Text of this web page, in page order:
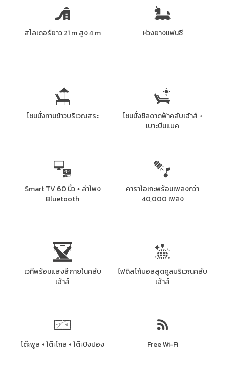
สไลเดอร์ยาว 21 m สูง 4 m ห่วงยางแฟนซี
โซนนั่งทานข้าวบริเวณสระ
โซนนั่งชิลดาดฟ้าคลับเฮ้าส์ +
เบาะบีนแบค
Smart TV 60 นิ้ว + ลำโพง
Bluetooth
คาราโอเกะพร้อมเพลงกว่า
40,000 เพลง
เวทีพร้อมแสงสีภายในคลับ
เฮ้าส์
ไฟดิสโก้บอลสุดคูลบริเวณคลับ
เฮ้าส์
โต๊ะพูล + โต๊ะโกล + โต๊ะปิงปอง Free Wi-Fi